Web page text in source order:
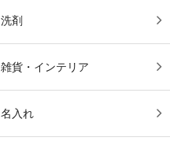
洗剤
雑貨・インテリア
名入れ